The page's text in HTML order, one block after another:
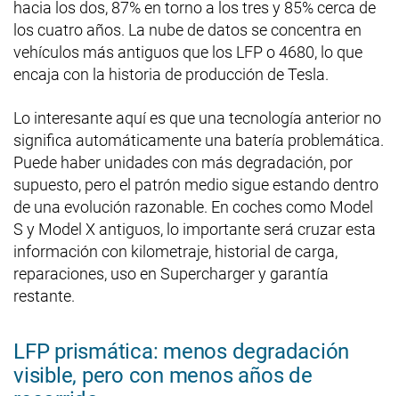
hacia los dos, 87% en torno a los tres y 85% cerca de
los cuatro años. La nube de datos se concentra en
vehículos más antiguos que los LFP o 4680, lo que
encaja con la historia de producción de Tesla.
Lo interesante aquí es que una tecnología anterior no
significa automáticamente una batería problemática.
Puede haber unidades con más degradación, por
supuesto, pero el patrón medio sigue estando dentro
de una evolución razonable. En coches como Model
S y Model X antiguos, lo importante será cruzar esta
información con kilometraje, historial de carga,
reparaciones, uso en Supercharger y garantía
restante.
LFP prismática: menos degradación
visible, pero con menos años de